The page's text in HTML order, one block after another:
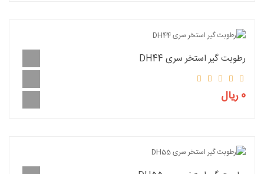
رطوبت گیر استخر سری DH44
0 ریال